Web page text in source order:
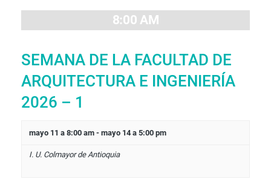
DE
EVENTOS
DE
EVENTO
8:00 AM
SEMANA DE LA FACULTAD DE
ARQUITECTURA E INGENIERÍA
2026 – 1
mayo 11 a 8:00 am - mayo 14 a 5:00 pm
I. U. Colmayor de Antioquia